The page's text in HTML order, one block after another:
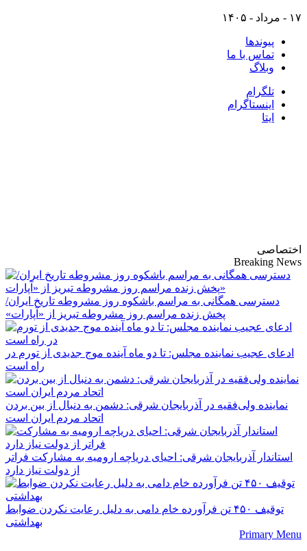
۱۷ - مرداد - ۱۴۰۵
پیوندها
تماس با ما
وبلاگ
تلگرام
اینستاگرام
ایتا
اختصاصی
Breaking News
دسترسی همگانی به مراسم باشکوه روز مشروطه تاریخ ایران/
پخش زنده مراسم روز مشروطه تبریز از «آپارات»
ادعای عجیب نماینده مجلس: تا دو ماه آینده موج جدیدی از تورم در
راه است
نماینده ولی‌فقیه در آذربایجان شرقی: دشمن به دنبال از بین بردن
اتحاد مردم ایران است
استاندار آذربایجان شرقی: احیای دریاچه ارومیه به مشارکت فراتر
از دولت نیاز دارد
توقیف ۴۵۰ تن فرآورده خام دامی به دلیل رعایت نکردن ضوابط
بهداشتی
Primary Menu